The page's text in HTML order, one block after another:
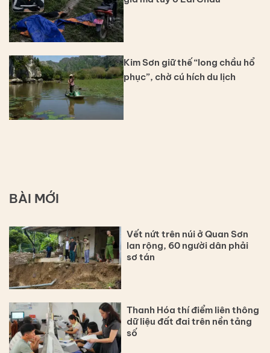
Kim Sơn giữ thế “long chầu hổ
phục”, chờ cú hích du lịch
BÀI MỚI
Vết nứt trên núi ở Quan Sơn
lan rộng, 60 người dân phải
sơ tán
Thanh Hóa thí điểm liên thông
dữ liệu đất đai trên nền tảng
số